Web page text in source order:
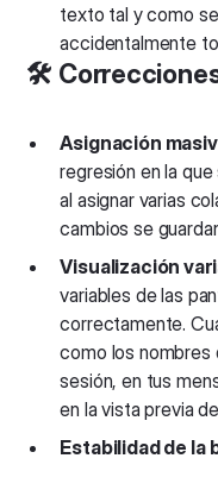
texto tal y como
accidentalmente
🛠️
Asignación
regresión en la
al asignar varias
cambios se
Visualización
variables de las
correctamente.
como los nombres
sesión, en tus
en la vista previa
Estabilidad de la